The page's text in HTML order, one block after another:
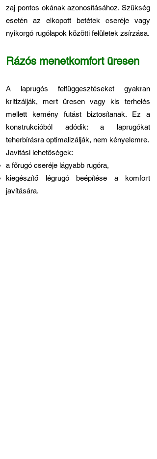
zaj pontos okának azonosításához. Szükség
esetén az elkopott betétek cseréje vagy
nyikorgó rugólapok közötti felületek zsírzása.
Rázós menetkomfort üresen
A laprugós felfüggesztéseket gyakran
kritizálják, mert üresen vagy kis terhelés
mellett kemény futást biztosítanak. Ez a
konstrukcióból adódik: a laprugókat
teherbírásra optimalizálják, nem kényelemre.
Javítási lehetőségek:
a főrugó cseréje lágyabb rugóra,
kiegészítő légrugó beépítése a komfort
javítására.